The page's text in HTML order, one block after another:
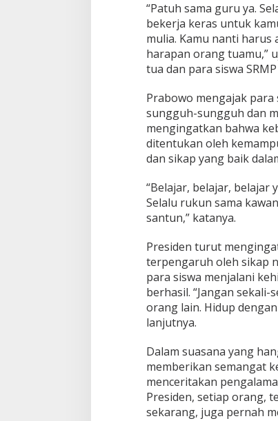
“Patuh sama guru ya.
bekerja keras untuk
mulia. Kamu nanti harus
harapan orang tuamu,”
tua dan para siswa
Prabowo mengajak
sungguh-sungguh dan
mengingatkan bahwa
ditentukan oleh
dan sikap yang baik
“Belajar, belajar, belajar
Selalu rukun sama
santun,” katanya.
Presiden turut
terpengaruh oleh sikap
para siswa menjalani
berhasil. “Jangan
orang lain. Hidup
lanjutnya.
Dalam suasana yang
memberikan semangat
menceritakan
Presiden, setiap orang,
sekarang, juga pernah